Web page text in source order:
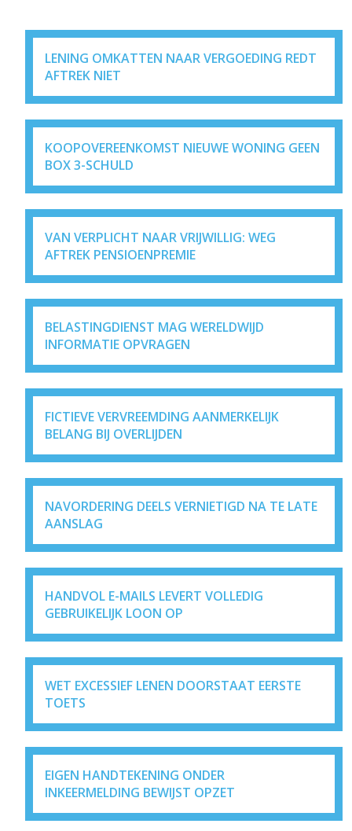
LENING OMKATTEN NAAR VERGOEDING REDT
AFTREK NIET
KOOPOVEREENKOMST NIEUWE WONING GEEN
BOX 3-SCHULD
VAN VERPLICHT NAAR VRIJWILLIG: WEG
AFTREK PENSIOENPREMIE
BELASTINGDIENST MAG WERELDWIJD
INFORMATIE OPVRAGEN
FICTIEVE VERVREEMDING AANMERKELIJK
BELANG BIJ OVERLIJDEN
NAVORDERING DEELS VERNIETIGD NA TE LATE
AANSLAG
HANDVOL E-MAILS LEVERT VOLLEDIG
GEBRUIKELIJK LOON OP
WET EXCESSIEF LENEN DOORSTAAT EERSTE
TOETS
EIGEN HANDTEKENING ONDER
INKEERMELDING BEWIJST OPZET